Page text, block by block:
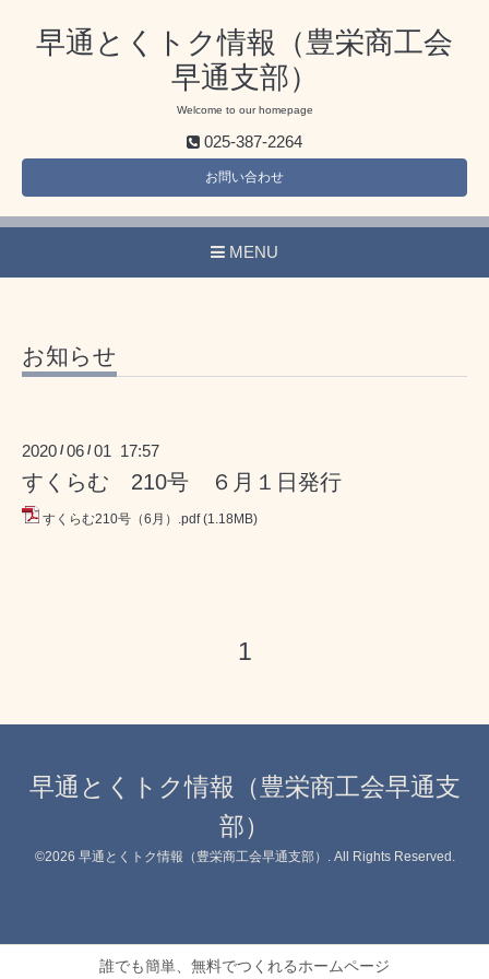
早通とくトク情報（豊栄商工会
早通支部）
Welcome to our homepage
025-387-2264
お問い合わせ
MENU
お知らせ
2020 /06 /01 17:57
すくらむ 210号 ６月１日発行
すくらむ210号（6月）.pdf (1.18MB)
1
早通とくトク情報（豊栄商工会早通支
部）
©2026 早通とくトク情報（豊栄商工会早通支部） . All Rights Reserved.
誰でも簡単、無料でつくれるホームページ